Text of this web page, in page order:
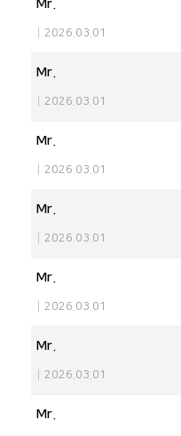
Mr.
2026.03.01
Mr.
2026.03.01
Mr.
2026.03.01
Mr.
2026.03.01
Mr.
2026.03.01
Mr.
2026.03.01
Mr.